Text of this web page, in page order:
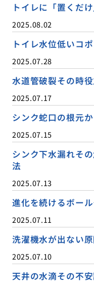
トイレに「置くだ
2025.08.02
トイレ水位低いコ
2025.07.28
水道管破裂その時
2025.07.17
シンク蛇口の根元
2025.07.15
シンク下水漏れそ
法
2025.07.13
進化を続けるボー
2025.07.11
洗濯機水が出ない
2025.07.10
天井の水滴その不